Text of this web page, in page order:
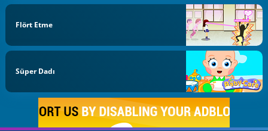
Flört Etme
Süper Dadı